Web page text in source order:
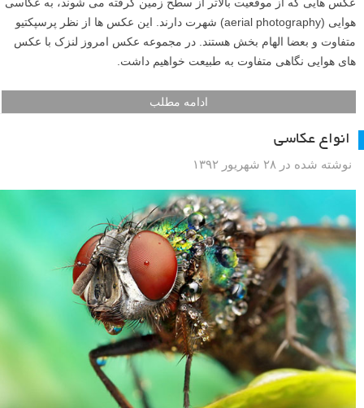
هوایی (aerial photography) شهرت دارند. این عکس ها از نظر پرسپکتیو
متفاوت و بعضا الهام بخش هستند. در مجموعه عکس امروز لنزک با عکس
های هوایی نگاهی متفاوت به طبیعت خواهیم داشت.
ادامه مطلب
انواع عکاسی
نوشته شده در ۲۸ شهریور ۱۳۹۲